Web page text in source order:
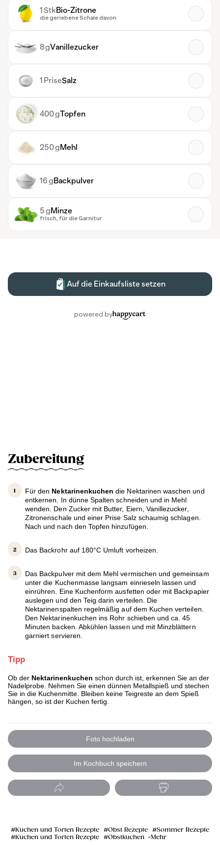
Zubereitung
Für den Nektarinenkuchen die Nektarinen waschen und
entkernen. In dünne Spalten schneiden und in Mehl
wenden. Den Zucker mit Butter, Eiern, Vanillezucker,
Zitronenschale und einer Prise Salz schaumig schlagen.
Nach und nach den Topfen hinzufügen.
Das Backrohr auf 180°C Umluft vorheizen.
Das Backpulver mit dem Mehl vermischen und gemeinsam
unter die Kuchenmasse langsam einrieseln lassen und
einrühren. Eine Kuchenform ausfetten oder mit Backpapier
auslegen und den Teig darin verteilen. Die
Nektarinenspalten regelmäßig auf dem Kuchen verteilen.
Den Nektarinenkuchen ins Rohr schieben und ca. 45
Minuten backen. Abkühlen lassen und mit Minzblättern
garniert servieren.
Tipp
Ob der Nektarinenkuchen schon durch ist, erkennen Sie an der
Nadelprobe. Nehmen Sie einen dünnen Metallspieß und stechen
Sie in die Kuchenmitte. Bleiben keine Teigreste an dem Spieß
hängen, so ist der Kuchen fertig.
Foto hochladen
Im Kochbuch speichern
Kuchen und Torten Rezepte Obst Rezepte
Sommer Rezepte
Kuchen und Torten Rezepte
Obstkuchen Mehr